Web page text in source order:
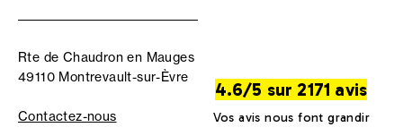
Rte de Chaudron en Mauges
49110 Montrevault-sur-Èvre
Contactez-nous
4.6/5 sur 2171 avis
Vos avis nous font grandir